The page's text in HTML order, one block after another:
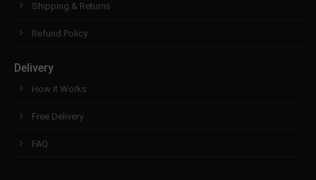
Shipping & Returns
Refund Policy
Delivery
How it Works
Free Delivery
FAQ